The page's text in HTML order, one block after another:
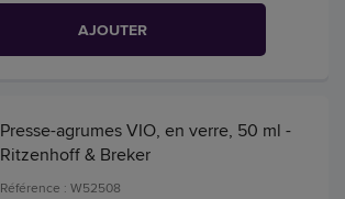
AJOUTER
Presse-agrumes VIO, en verre, 50 ml -
Ritzenhoff & Breker
Référence : W52508